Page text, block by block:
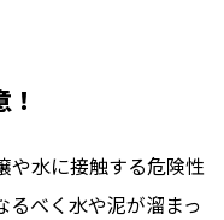
や水に接触する危険性
べく水や泥が溜まっ